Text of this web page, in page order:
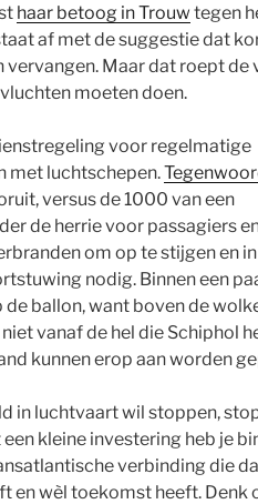
haar betoog in Trouw tegen
af met de suggestie dat
Maar dat roept de
moeten doen.
voor regelmatige
met luchtschepen.
versus de 1000 van een
de herrie voor passagiers
om op te stijgen en
nodig. Binnen een
ballon, want boven de
vanaf de hel die Schiphol
kunnen erop aan worden
in luchtvaart wil stoppen,
kleine investering heb je
verbinding die
en wèl toekomst heeft. Denk